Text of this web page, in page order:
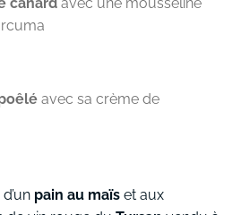
avec sa crème de
pain au maïs et aux